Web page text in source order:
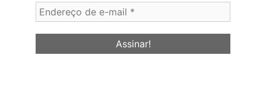
Endereço
de
e-